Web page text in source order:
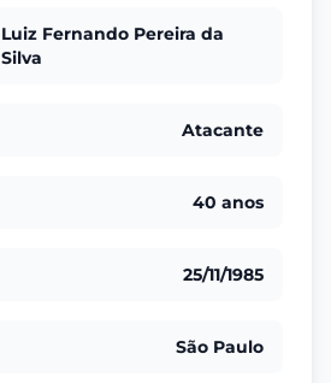
Luiz Fernando Pereira da
Silva
Atacante
40 anos
25/11/1985
São Paulo